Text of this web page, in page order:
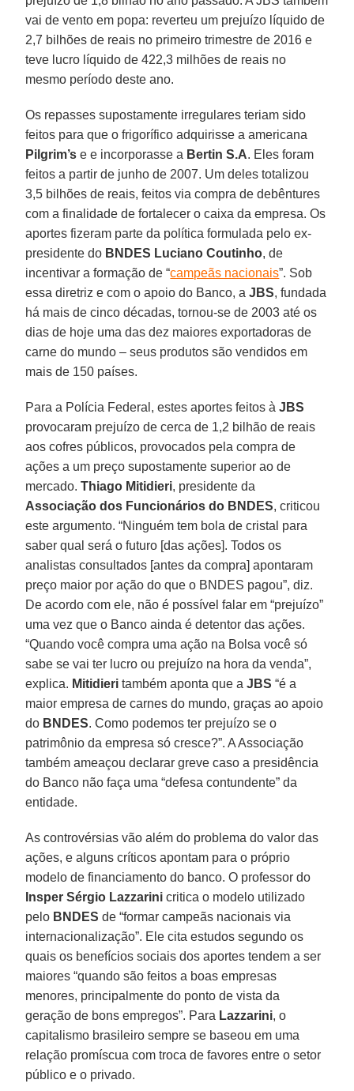
vai de vento em popa: reverteu um prejuízo líquido de
2,7 bilhões de reais no primeiro trimestre de 2016 e
teve lucro líquido de 422,3 milhões de reais no
mesmo período deste ano.
Os repasses supostamente irregulares teriam sido
feitos para que o frigorífico adquirisse a americana
Pilgrim’s e e incorporasse a Bertin S.A. Eles foram
feitos a partir de junho de 2007. Um deles totalizou
3,5 bilhões de reais, feitos via compra de debêntures
com a finalidade de fortalecer o caixa da empresa. Os
aportes fizeram parte da política formulada pelo ex-
presidente do BNDES Luciano Coutinho, de
incentivar a formação de “campeãs nacionais”. Sob
essa diretriz e com o apoio do Banco, aJBS, fundada
há mais de cinco décadas, tornou-se de 2003 até os
dias de hoje uma das dez maiores exportadoras de
carne do mundo – seus produtos são vendidos em
mais de 150 países.
Para a Polícia Federal, estes aportes feitos àJBS
provocaram prejuízo de cerca de 1,2 bilhão de reais
aos cofres públicos, provocados pela compra de
ações a um preço supostamente superior ao de
mercado.Thiago Mitidieri, presidente da
Associação dos Funcionários do BNDES, criticou
este argumento. “Ninguém tem bola de cristal para
saber qual será o futuro [das ações]. Todos os
analistas consultados [antes da compra] apontaram
preço maior por ação do que o BNDES pagou”, diz.
De acordo com ele, não é possível falar em “prejuízo”
uma vez que o Banco ainda é detentor das ações.
“Quando você compra uma ação na Bolsa você só
sabe se vai ter lucro ou prejuízo na hora da venda”,
explica. Mitidieri também aponta que aJBS “é a
maior empresa de carnes do mundo, graças ao apoio
do BNDES. Como podemos ter prejuízo se o
patrimônio da empresa só cresce?”. A Associação
também ameaçou declarar greve caso a presidência
do Banco não faça uma “defesa contundente” da
entidade.
As controvérsias vão além do problema do valor das
ações, e alguns críticos apontam para o próprio
modelo de financiamento do banco. O professor do
Insper Sérgio Lazzarini critica o modelo utilizado
pelo BNDES de “formar campeãs nacionais via
internacionalização”. Ele cita estudos segundo os
quais os benefícios sociais dos aportes tendem a ser
maiores “quando são feitos a boas empresas
menores, principalmente do ponto de vista da
geração de bons empregos”. Para Lazzarini, o
capitalismo brasileiro sempre se baseou em uma
relação promíscua com troca de favores entre o setor
público e o privado.